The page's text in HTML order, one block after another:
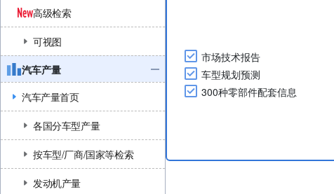
高级检索
可视图
汽车产量
汽车产量首页
各国分车型产量
按车型/厂商/国家等检索
发动机产量
市场技术报告
车型规划预测
300种零部件配套信息